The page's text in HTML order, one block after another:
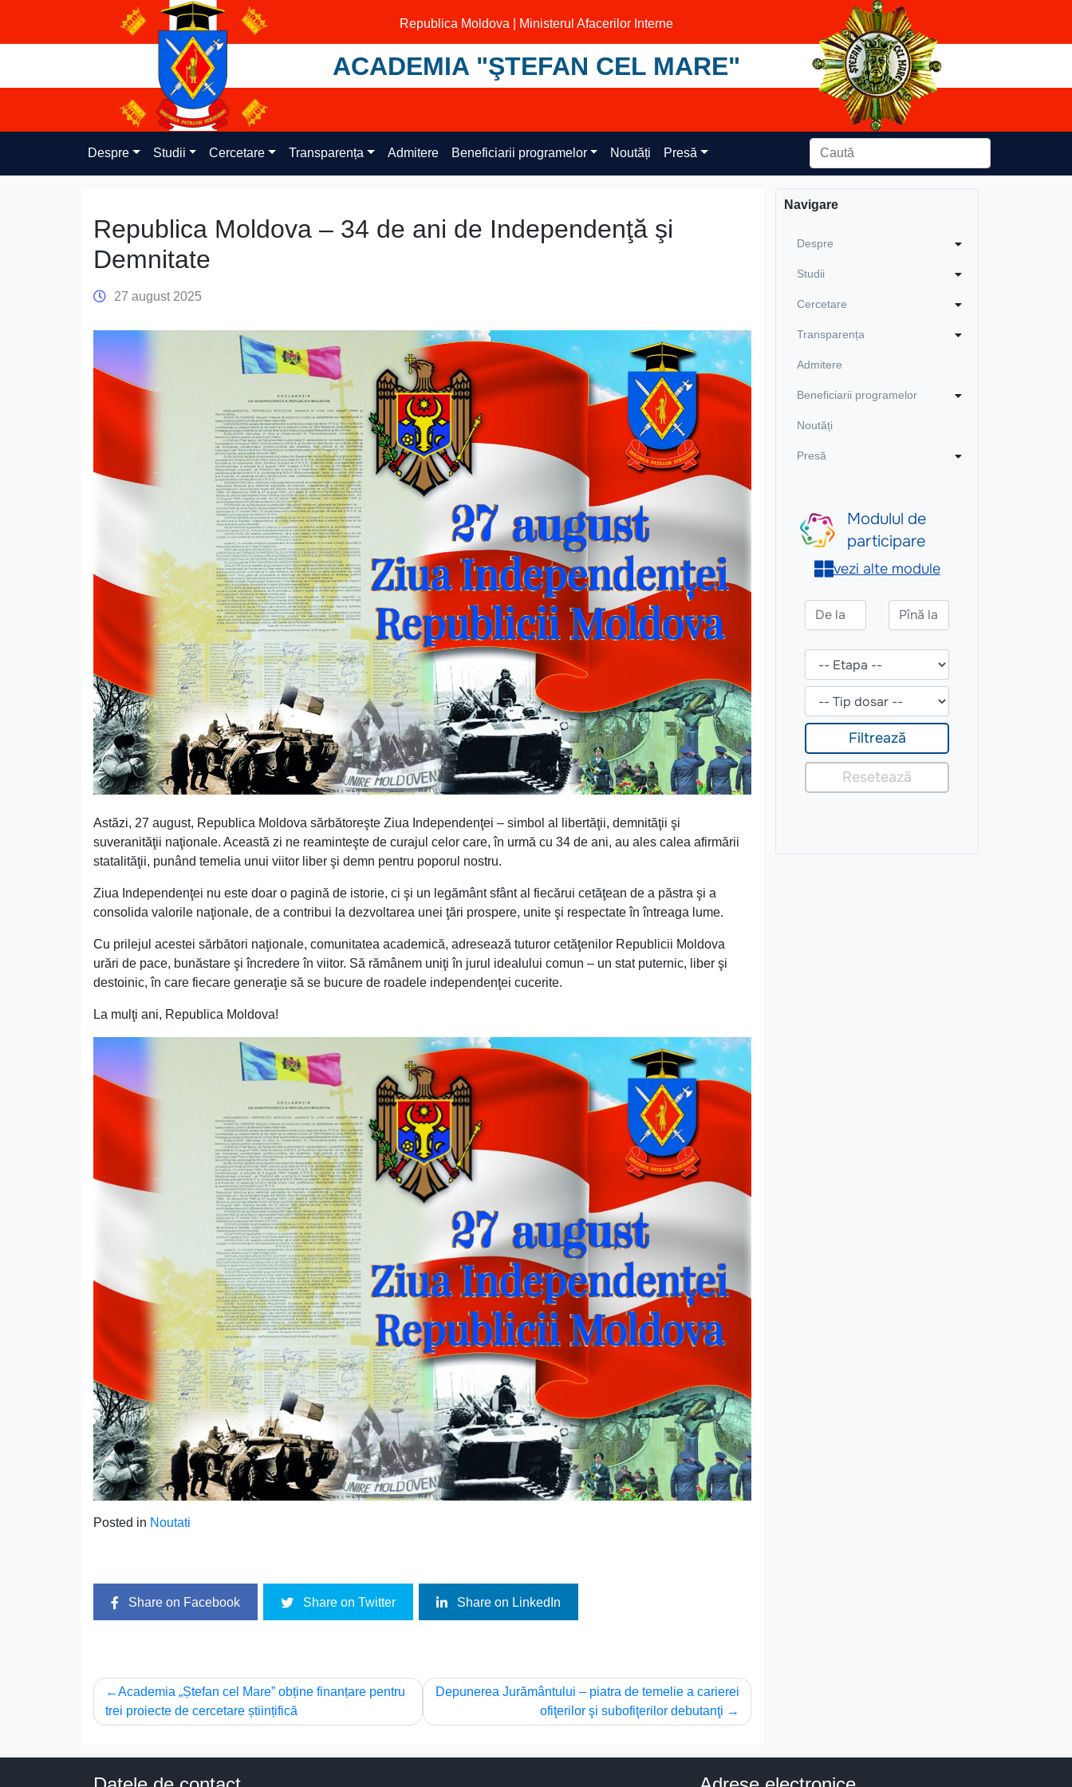
content
Republica Moldova | Ministerul Afacerilor Interne
ACADEMIA "ŞTEFAN CEL MARE"
Despre Studii Cercetare Transparența Admitere Beneficiarii programelor Noutăți Presă
Republica Moldova – 34 de ani de Independenţă şi
Demnitate
27 august 2025
Astăzi, 27 august, Republica Moldova sărbătoreşte Ziua Independenţei – simbol al libertăţii, demnităţii şi
suveranităţii naţionale. Această zi ne reaminteşte de curajul celor care, în urmă cu 34 de ani, au ales calea afirmării
statalităţii, punând temelia unui viitor liber şi demn pentru poporul nostru.
Ziua Independenţei nu este doar o pagină de istorie, ci şi un legământ sfânt al fiecărui cetăţean de a păstra şi a
consolida valorile naţionale, de a contribui la dezvoltarea unei ţări prospere, unite şi respectate în întreaga lume.
Cu prilejul acestei sărbători naţionale, comunitatea academică, adresează tuturor cetăţenilor Republicii Moldova
urări de pace, bunăstare şi încredere în viitor. Să rămânem uniţi în jurul idealului comun – un stat puternic, liber şi
destoinic, în care fiecare generaţie să se bucure de roadele independenţei cucerite.
La mulţi ani, Republica Moldova!
Posted in Noutati
Share on Facebook Share on Twitter Share on LinkedIn
Navigare
în
articole
Academia „Ștefan cel Mare” obține finanțare pentru
trei proiecte de cercetare științifică
Depunerea Jurământului – piatra de temelie a carierei
ofiţerilor şi subofiţerilor debutanţi
Navigare
Despre
Studii
Cercetare
Transparența
Admitere
Beneficiarii programelor
Noutăți
Presă